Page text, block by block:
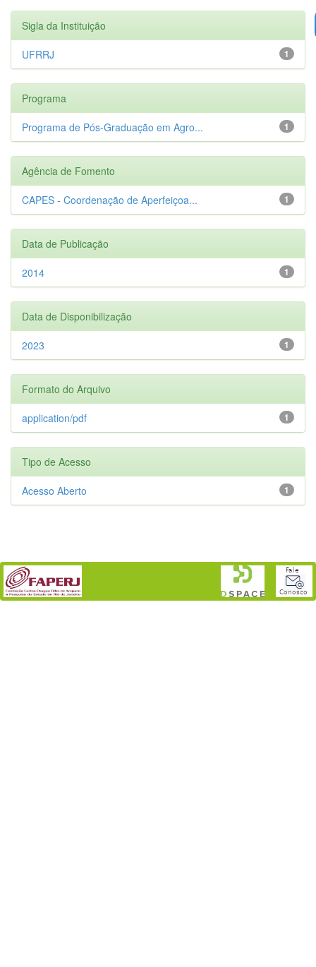
Sigla da Instituição
1
UFRRJ
Programa
1
Programa de Pós-Graduação em Agro...
Agência de Fomento
1
CAPES - Coordenação de Aperfeiçoa...
Data de Publicação
1
2014
Data de Disponibilização
1
2023
Formato do Arquivo
1
application/pdf
Tipo de Acesso
1
Acesso Aberto